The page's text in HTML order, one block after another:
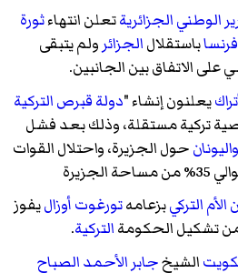
الوطني الجزائريةتعلن انتهاءثورة
فرنساباستقلالالجزائرولم يتبقى
الاتفاق بين الجانبين.
يعلنون إنشاء "دولة قبرص التركية
تركية مستقلة، وذلك بعد فشل
واليونانحول الجزيرة، واحتلال القوات
التركيبزعامهتورغوت أوزاليفوز
من تشكيل الحكومةالتركية.
الشيخجابر الأحمد الصباح